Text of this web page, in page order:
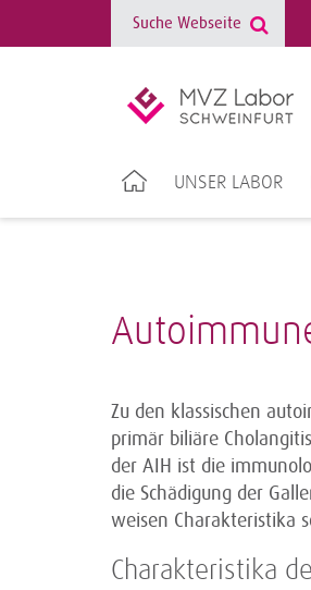
UNSER LABOR
Zu den klassischen
primär biliäre
der AIH ist die
die Schädigung der
weisen Charakteristika
Charakteristika